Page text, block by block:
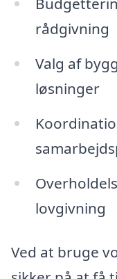
rådgivning
Valg af
løsninger
lovgivning
Ved at bruge